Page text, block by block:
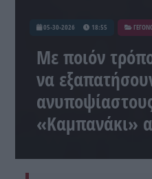
05-30-2026 18:55
Με ποιόν
να
«Καμπανάκι»